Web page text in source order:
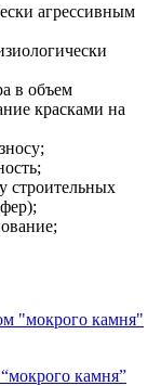
агрессивным
в объем
красками на
строительных
камня”